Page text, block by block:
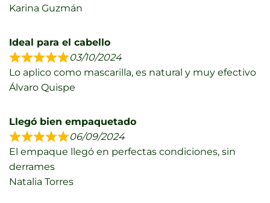
Karina Guzmán
Ideal para el cabello
03/10/2024
Lo aplico como mascarilla, es natural y muy efectivo
Álvaro Quispe
Llegó bien empaquetado
06/09/2024
El empaque llegó en perfectas condiciones, sin
derrames
Natalia Torres